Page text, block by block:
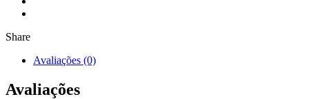
Share
Avaliações (0)
Avaliações